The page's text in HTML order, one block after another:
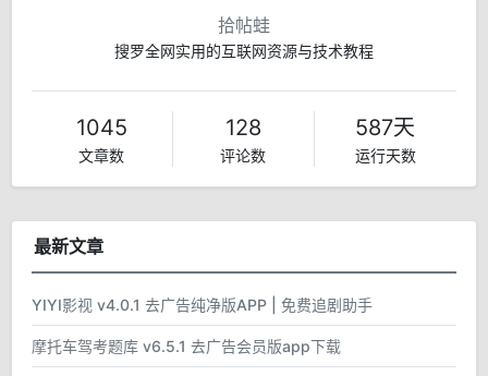
拾帖蛙
搜罗全网实用的互联网资源与技术教程
1045
文章数
128
评论数
587天
运行天数
最新文章
YIYI影视 v4.0.1 去广告纯净版APP | 免费追剧助手
摩托车驾考题库 v6.5.1 去广告会员版app下载